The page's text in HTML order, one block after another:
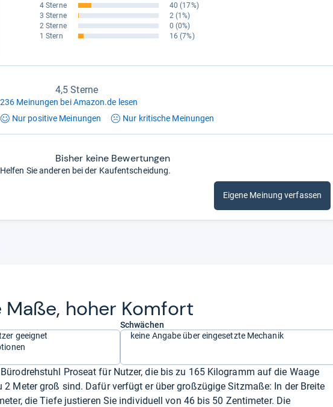
4 Sterne
40 (17%)
3 Sterne
2 (1%)
2 Sterne
0 (0%)
1 Stern
16 (7%)
4,5 Sterne
236 Meinungen bei Amazon.de lesen
Nur positive Meinungen Nur kritische Meinungen
Bisher keine Bewertungen
Helfen Sie anderen bei der Kaufentscheidung.
Eigene Meinung verfassen
Maße, hoher Kom­fort
geeignet
Schwächen
keine Angabe über eingesetzte Mechanik
Proseat für Nutzer, die bis zu 165 Kilogramm auf die Waage
Meter groß sind. Dafür verfügt er über großzügige Sitzmaße: In der Breite
die Tiefe justieren Sie individuell von 46 bis 50 Zentimeter. Die